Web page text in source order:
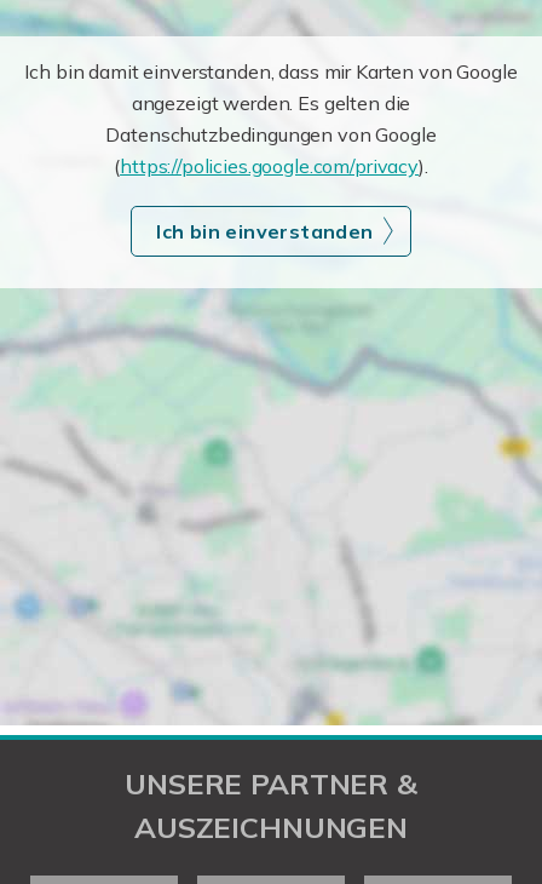
Ich bin damit einverstanden, dass mir Karten von Google
angezeigt werden. Es gelten die
Datenschutzbedingungen von Google
(https://policies.google.com/privacy).
Ich bin einverstanden
UNSERE PARTNER &
AUSZEICHNUNGEN